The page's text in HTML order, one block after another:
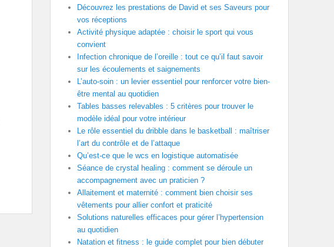
Découvrez les prestations de David et ses Saveurs pour
vos réceptions
Activité physique adaptée : choisir le sport qui vous
convient
Infection chronique de l’oreille : tout ce qu’il faut savoir
sur les écoulements et saignements
L’auto-soin : un levier essentiel pour renforcer votre bien-
être mental au quotidien
Tables basses relevables : 5 critères pour trouver le
modèle idéal pour votre intérieur
Le rôle essentiel du dribble dans le basketball : maîtriser
l’art du contrôle et de l’attaque
Qu’est-ce que le wcs en logistique automatisée
Séance de crystal healing : comment se déroule un
accompagnement avec un praticien ?
Allaitement et maternité : comment bien choisir ses
vêtements pour allier confort et praticité
Solutions naturelles efficaces pour gérer l’hypertension
au quotidien
Natation et fitness : le guide complet pour bien débuter